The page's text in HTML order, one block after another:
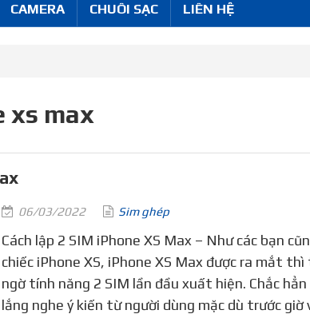
CAMERA CHUÔI SẠC LIÊN HỆ
xs max
06/03/2022 Sim ghép
Cách lập 2 SIM iPhone XS Max – Như các bạn
chiếc iPhone XS, iPhone XS Max được ra mắt
ngờ tính năng 2 SIM lần đầu xuất hiện. Chắc
lắng nghe ý kiến từ người dùng mặc dù trước giờ